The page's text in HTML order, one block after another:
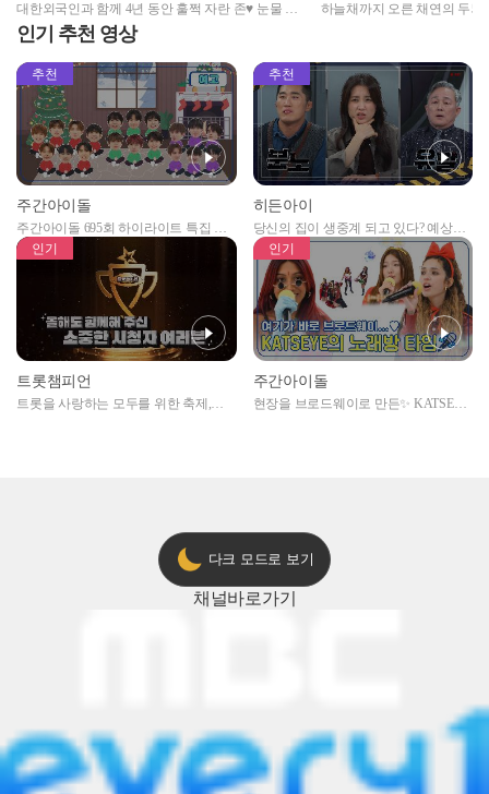
대한외국인과 함께 4년 동안 훌쩍 자란 존♥ 눈물 바
다가 된 존과의 작별인사
하늘채까지 오른 채연의 두뇌
인기 추천 영상
추천
주간아이돌
주간아이돌 695회 하이라이트 특집 남
자아이돌편 예고
추천
히든아이
당신의 집이 생중계 되고 있다? 예상치
못한 곳에서 일어나는 불법촬영 범죄!
인기
트롯챔피언
트롯을 사랑하는 모두를 위한 축제,
인기
주간아이돌
현장을 브로드웨이로 만든✨ KATSEYE
다크 모드로 보기
채널바로가기